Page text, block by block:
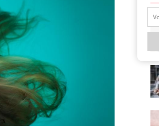
Le Viagra pourrait-il
freiner la propagation du
cancer ?